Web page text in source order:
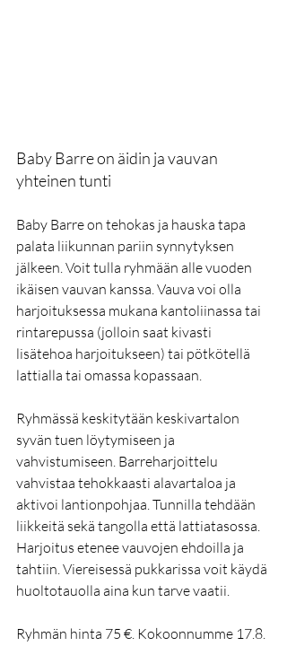
Baby Barre on äidin ja vauvan
yhteinen tunti
Baby Barre on tehokas ja hauska tapa
palata liikunnan pariin synnytyksen
jälkeen. Voit tulla ryhmään alle vuoden
ikäisen vauvan kanssa. Vauva voi olla
harjoituksessa mukana kantoliinassa tai
rintarepussa (jolloin saat kivasti
lisätehoa harjoitukseen) tai pötkötellä
lattialla tai omassa kopassaan.
Ryhmässä keskitytään keskivartalon
syvän tuen löytymiseen ja
vahvistumiseen. Barreharjoittelu
vahvistaa tehokkaasti alavartaloa ja
aktivoi lantionpohjaa. Tunnilla tehdään
liikkeitä sekä tangolla että lattiatasossa.
Harjoitus etenee vauvojen ehdoilla ja
tahtiin. Viereisessä pukkarissa voit käydä
huoltotauolla aina kun tarve vaatii.
Ryhmän hinta 75 €. Kokoonnumme 17.8.